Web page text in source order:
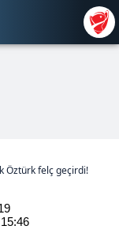
Öztürk felç geçirdi!
15:46